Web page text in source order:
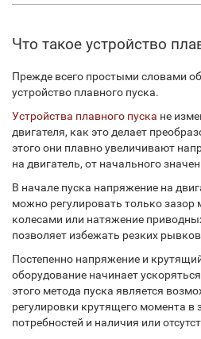
Что такое устройство
Прежде всего простыми словами
устройство плавного пуска.
Устройства плавного пуска не
двигателя, как это делает
этого они плавно увеличивают
на двигатель, от начального
В начале пуска напряжение на
можно регулировать только
колесами или натяжение
позволяет избежать резких
Постепенно напряжение и
оборудование начинает
этого метода пуска является
регулировки крутящего момента в
потребностей и наличия или